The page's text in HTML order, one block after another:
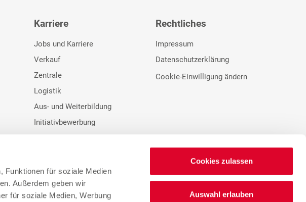
Funktionen für soziale Medien
Außerdem geben wir
für soziale Medien, Werbung
Cookies zulassen
Auswahl erlauben
Karriere
Jobs und Karriere
Verkauf
Zentrale
Logistik
Aus- und Weiterbildung
Initiativbewerbung
Rechtliches
Impressum
Datenschutzerklärung
Cookie-Einwilligung ändern
Google Bewertungen